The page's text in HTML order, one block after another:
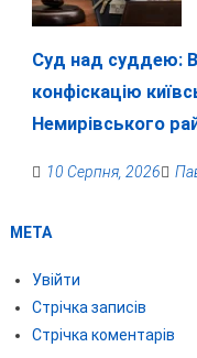
Суд над суддею:
конфіскацію
Немирівського
10 Серпня, 2026
МЕТА
Увійти
Стрічка записів
Стрічка коментарів